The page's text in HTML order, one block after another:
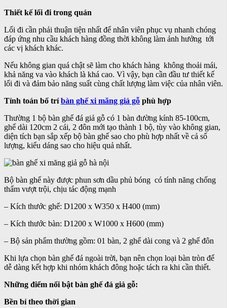
Thiết kế lối đi trong quán
Lối đi cần phải thuận tiện nhất để nhân viên phục vụ nhanh chóng
đáp ứng nhu cầu khách hàng đồng thời không làm ảnh hưởng tới
các vị khách khác.
Nếu không gian quá chật sẽ làm cho khách hàng không thoải mái,
khả năng va vào khách là khá cao. Vì vậy, bạn cần đầu tư thiết kế
lối đi và đảm bảo năng suất cùng chất lượng làm việc của nhân viên.
Tính toán bố tríbàn ghế xi măng giả gỗ phù hợp
Thường 1 bộ bàn ghế đá giả gỗ có 1 bàn đường kính 85-100cm,
ghế dài 120cm 2 cái, 2 đôn mới tạo thành 1 bộ, tùy vào không gian,
diện tích bạn sắp xếp bộ bàn ghế sao cho phù hợp nhất về cả số
lượng, kiểu dáng sao cho hiệu quả nhất.
Bộ bàn ghế này được phun sơn dầu phủ bóng có tính năng chống
thấm vượt trội, chịu tác động mạnh
– Kích thước ghế: D1200 x W350 x H400 (mm)
– Kích thước bàn: D1200 x W1000 x H600 (mm)
– Bộ sản phẩm thường gồm: 01 bàn, 2 ghế dài cong và 2 ghế đôn
Khi lựa chọn bàn ghế đá ngoài trời, bạn nên chọn loại bàn tròn để
dễ dàng kết hợp khi nhóm khách đông hoặc tách ra khi cần thiết.
Những điểm nổi bật bàn ghế đá giả gỗ:
Bền bỉ theo thời gian